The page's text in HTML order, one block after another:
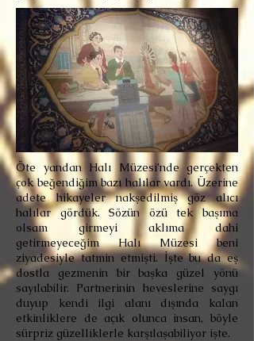
Öte yandan Halı Müzesi’nde gerçekten
çok beğendiğim bazı halılar vardı. Üzerine
adete hikayeler nakşedilmiş göz alıcı
halılar gördük. Sözün özü tek başıma
olsam girmeyi aklıma dahi
getirmeyeceğim Halı Müzesi beni
ziyadesiyle tatmin etmişti. İşte bu da eş
dostla gezmenin bir başka güzel yönü
sayılabilir. Partnerinin heveslerine saygı
duyup kendi ilgi alanı dışında kalan
etkinliklere de açık olunca insan, böyle
sürpriz güzelliklerle karşılaşabiliyor işte.